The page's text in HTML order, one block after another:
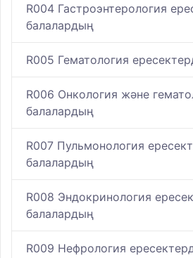
R004 Гастроэнтерология
балалардың
R005 Гематология
R006 Онкология және
балалардың
R007 Пульмонология
балалардың
R008 Эндокринология
балалардың
R009 Нефрология